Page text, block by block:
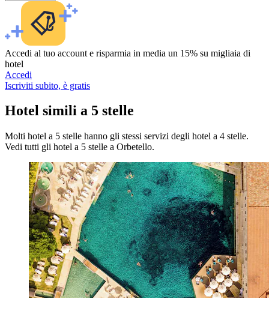
Accedi al tuo account e risparmia in media un 15% su migliaia di
hotel
Accedi
Iscriviti subito, è gratis
Hotel simili a 5 stelle
Molti hotel a 5 stelle hanno gli stessi servizi degli hotel a 4 stelle.
Vedi tutti gli hotel a 5 stelle a Orbetello.